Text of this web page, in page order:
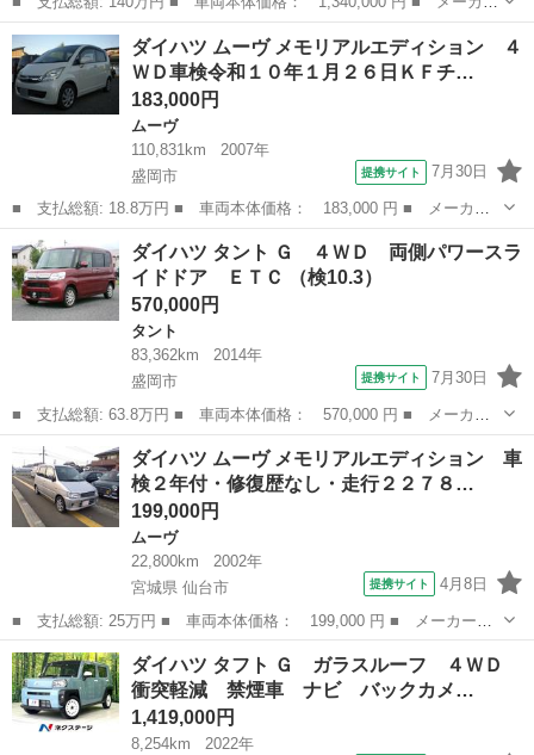
名： ダイハツ ■ 車種名： タント ■ グレード名： カスタムＲ
Ｓ トップエディションＳＡＩＩＩ バックカメラ 両側電動スライ
ドドア ナ...
岩手 久慈市 タント
ダイハツ ムーヴ メモリアルエディション ４
ＷＤ車検令和１０年１月２６日ＫＦチ…
183,000円
ムーヴ
110,831km
2007年
盛岡市
提携サイト 7月30日
■ 支払総額: 18.8万円 ■ 車両本体価格： 183,000 円 ■ メーカー
名： ダイハツ ■ 車種名： ムーヴ ■ グレード名： メモリアル
エディション ４ＷＤ車検令和１０年１月２６日ＫＦチェーンベルト
キーレスＡＢ...
岩手 ムーヴ
ダイハツ タント Ｇ ４ＷＤ 両側パワースラ
イドドア ＥＴＣ （検10.3）
570,000円
タント
83,362km
2014年
盛岡市
提携サイト 7月30日
■ 支払総額: 63.8万円 ■ 車両本体価格： 570,000 円 ■ メーカー
名： ダイハツ ■ 車種名： タント ■ グレード名： Ｇ ４Ｗ
Ｄ 両側パワースライドドア ＥＴＣ ■ 排気量： 660cc ■ ドア枚
数：...
岩手 盛岡市 タント
ダイハツ ムーヴ メモリアルエディション 車
検２年付・修復歴なし・走行２２７８…
199,000円
ムーヴ
22,800km
2002年
宮城県 仙台市
提携サイト 4月8日
■ 支払総額: 25万円 ■ 車両本体価格： 199,000 円 ■ メーカー
名： ダイハツ ■ 車種名： ムーヴ ■ グレード名： メモリアル
エディション 車検２年付・修復歴なし・走行２２７８２キロ ■ 排
気量： 660...
宮城 仙台市 ムーヴ
ダイハツ タフト Ｇ ガラスルーフ ４ＷＤ
衝突軽減 禁煙車 ナビ バックカメ…
1,419,000円
8,254km
2022年